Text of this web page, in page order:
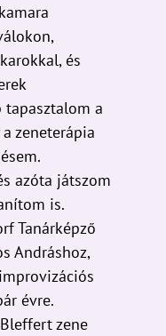
és
tapasztalom a
zeneterápia
azóta játszom
is.
Tanárképző
Andráshoz,
évre.
zene